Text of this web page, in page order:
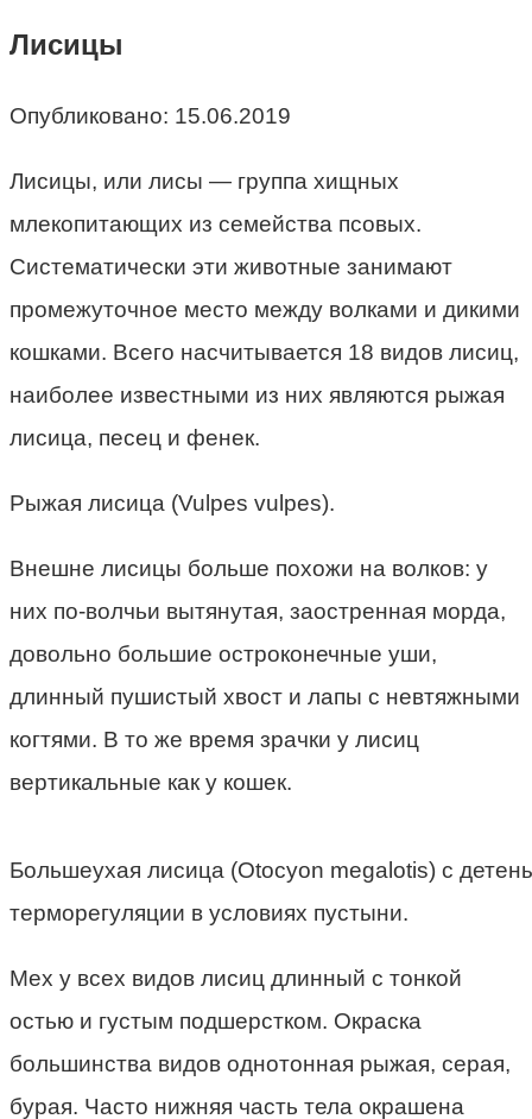
Лисицы
Опубликовано: 15.06.2019
Лисицы, или лисы — группа хищных
млекопитающих из семейства псовых.
Систематически эти животные занимают
промежуточное место между волками и дикими
кошками. Всего насчитывается 18 видов лисиц,
наиболее известными из них являются рыжая
лисица, песец и фенек.
Рыжая лисица (Vulpes vulpes).
Внешне лисицы больше похожи на волков: у
них по-волчьи вытянутая, заостренная морда,
довольно большие остроконечные уши,
длинный пушистый хвост и лапы с невтяжными
когтями. В то же время зрачки у лисиц
вертикальные как у кошек.
Большеухая лисица (Otocyon megalotis) с
терморегуляции в условиях пустыни.
Мех у всех видов лисиц длинный с тонкой
остью и густым подшерстком. Окраска
большинства видов однотонная рыжая, серая,
бурая. Часто нижняя часть тела окрашена